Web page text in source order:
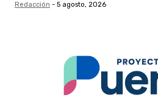
Redacción - 5 agosto, 2026